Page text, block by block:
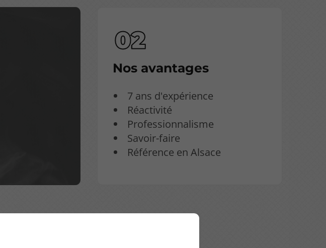
Nos avantages
7 ans d'expérience
Réactivité
Professionnalisme
Savoir-faire
Référence en Alsace